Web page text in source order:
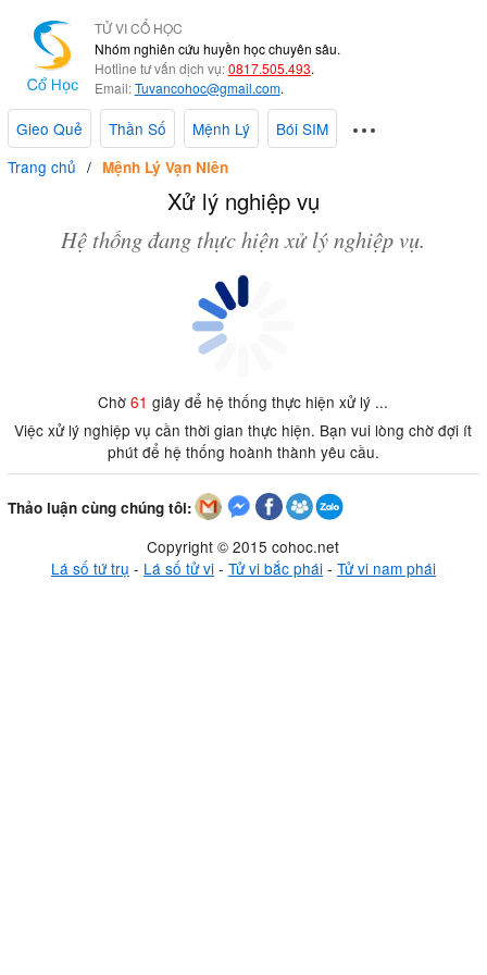
TỬ VI CỔ HỌC
Nhóm nghiên cứu huyền học chuyên sâu.
Hotline tư vấn dịch vụ:0817.505.493.
Email:Tuvancohoc@gmail.com.
Gieo Quẻ Thần Số Mệnh Lý
Bói SIM
Trang chủ
Mệnh Lý Vạn Niên
Xử lý nghiệp vụ
Hệ thống đang thực hiện xử lý nghiệp vụ.
Chờ61 giây để hệ thống thực hiện xử lý ...
Việc xử lý nghiệp vụ cần thời gian thực hiện. Bạn vui lòng chờ đợi ít
phút để hệ thống hoành thành yêu cầu.
Thảo luận cùng chúng tôi:
Copyright © 2015 cohoc.net
Lá số tứ trụ - Lá số tử vi- Tử vi bắc phái- Tử vi nam phái